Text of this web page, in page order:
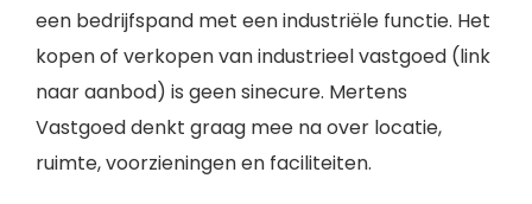
een bedrijfspand met een industriële functie. Het
kopen of verkopen van industrieel vastgoed (link
naar aanbod) is geen sinecure. Mertens
Vastgoed denkt graag mee na over locatie,
ruimte, voorzieningen en faciliteiten.